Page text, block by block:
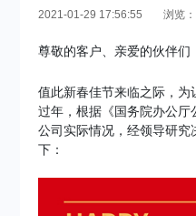
2021-01-29 17:56:55 浏览
尊敬的客户、亲爱的伙伴们
值此新春佳节来临之际，为
过年，根据《国务院办公厅
公司实际情况，经领导研究
下：